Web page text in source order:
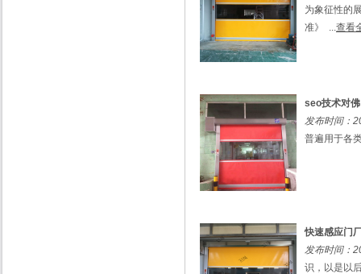
为象征性的
准》 ...查看
seo技术对
发布时间：
普遍用于各
快速感应门
发布时间：
识，以是以